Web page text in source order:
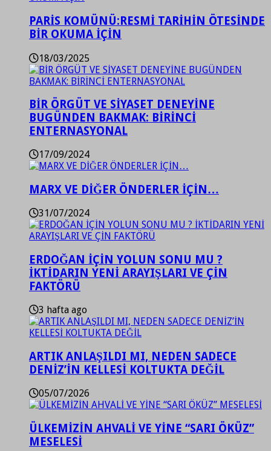
PARİS KOMÜNÜ:RESMİ TARİHİN ÖTESİNDE
BİR OKUMA İÇİN
18/03/2025
BİR ÖRGÜT VE SİYASET DENEYİNE
BUGÜNDEN BAKMAK: BİRİNCİ
ENTERNASYONAL
17/09/2024
MARX VE DİĞER ÖNDERLER İÇİN…
31/07/2024
ERDOĞAN İÇİN YOLUN SONU MU ?
İKTİDARIN YENİ ARAYIŞLARI VE ÇİN
FAKTÖRÜ
3 hafta ago
ARTIK ANLAŞILDI MI, NEDEN SADECE
DENİZ’İN KELLESİ KOLTUKTA DEĞİL
05/07/2026
ÜLKEMİZİN AHVALİ VE YİNE “SARI ÖKÜZ”
MESELESİ